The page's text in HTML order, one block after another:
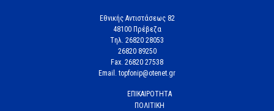
Εθνικής Αντιστάσεως 82
48100 Πρέβεζα
Tηλ. 26820 28053
26820 89250
Fax. 26820 27538
Email. topfonip@otenet.gr
ΕΠΙΚΑΙΡΟΤΗΤΑ
ΠΟΛΙΤΙΚΗ